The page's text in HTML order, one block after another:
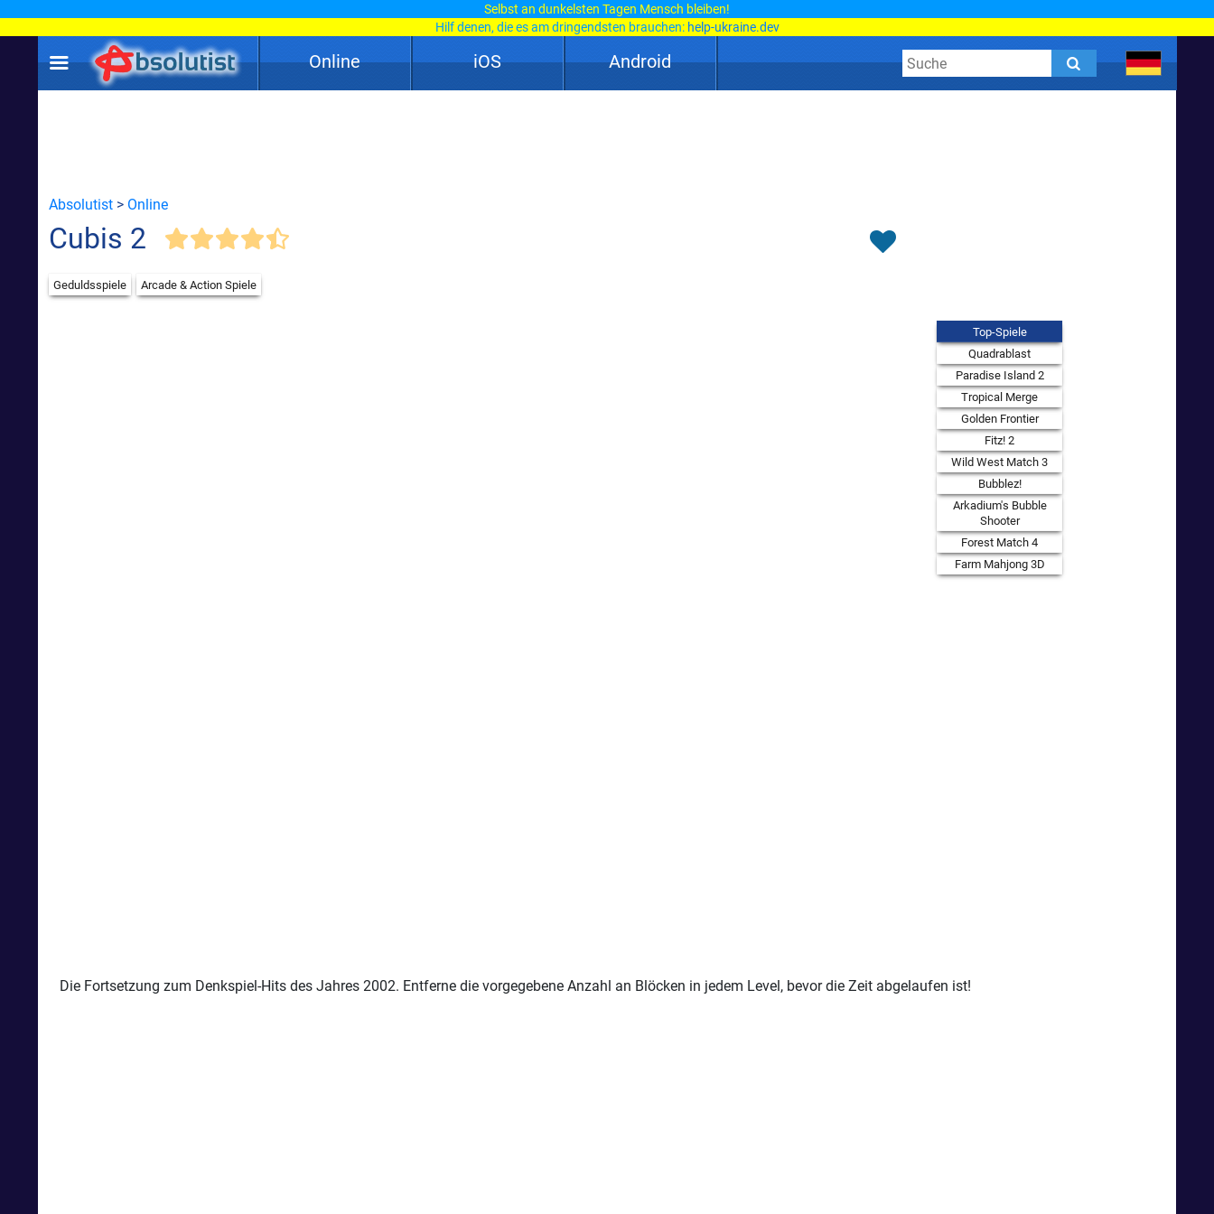
Selbst an dunkelsten Tagen Mensch bleiben!
Hilf denen, die es am dringendsten brauchen: help-ukraine.dev
Online iOS Android
Absolutist > Online
Cubis 2
Geduldsspiele Arcade & Action Spiele
Top-Spiele
Quadrablast
Paradise Island 2
Tropical Merge
Golden Frontier
Fitz! 2
Wild West Match 3
Bubblez!
Arkadium's Bubble
Shooter
Forest Match 4
Farm Mahjong 3D
Die Fortsetzung zum Denkspiel-Hits des Jahres 2002. Entferne die vorgegebene Anzahl an Blöcken in jedem Level, bevor die Zeit abgelaufen ist!